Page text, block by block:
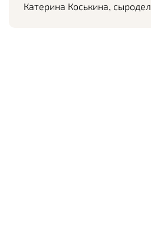
Катерина Коськина, сыродел